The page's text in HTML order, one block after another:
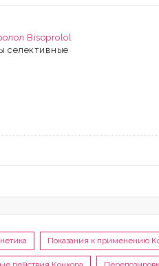
Bisoprolol
селективные
Показания к применению